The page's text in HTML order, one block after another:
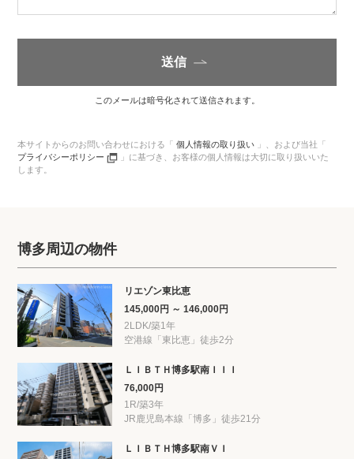
送信
このメールは暗号化されて送信されます。
本サイトからのお問い合わせにおける「個人情報の取り扱い 」、 および当社「
プライバシーポリシー
」に基づき、 お客様の個人情報は大切に取り扱いいた
します。
博多周辺の物件
リエゾン東比恵
145,000円 ～ 146,000円
2LDK/築1年
空港線「東比恵」徒歩2分
ＬＩＢＴＨ博多駅南ＩＩＩ
76,000円
1R/築3年
JR鹿児島本線「博多」徒歩21分
ＬＩＢＴＨ博多駅南ＶＩ